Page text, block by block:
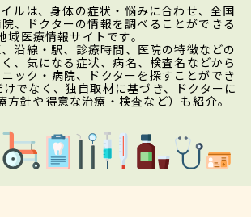
ルは、身体の症状・悩みに合わせ、全国
、ドクターの情報を調べることができる
域医療情報サイトです。
沿線・駅、診療時間、医院の特徴などの
、気になる症状、病名、検査名などから
ック・病院、ドクターを探すことができ
でなく、独自取材に基づき、ドクターに
方針や得意な治療・検査など）も紹介。